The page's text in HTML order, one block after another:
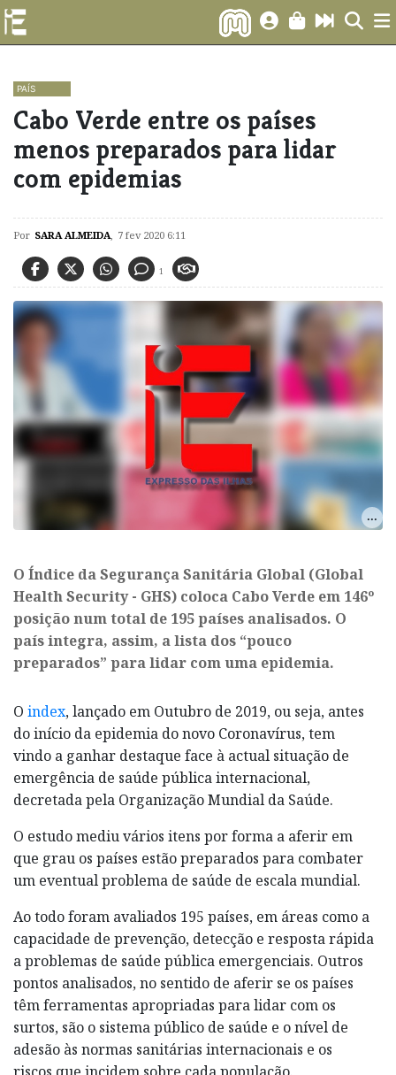
PAÍS
Cabo Verde entre os países
menos preparados para lidar
com epidemias
Por SARA ALMEIDA, 7 fev 2020 6:11
1
O Índice da Segurança Sanitária Global (Global
Health Security - GHS) coloca Cabo Verde em 146º
posição num total de 195 países analisados. O
país integra, assim, a lista dos “pouco
preparados” para lidar com uma epidemia.
O index, lançado em Outubro de 2019, ou seja, antes
do início da epidemia do novo Coronavírus, tem
vindo a ganhar destaque face à actual situação de
emergência de saúde pública internacional,
decretada pela Organização Mundial da Saúde.
O estudo mediu vários itens por forma a aferir em
que grau os países estão preparados para combater
um eventual problema de saúde de escala mundial.
Ao todo foram avaliados 195 países, em áreas como a
capacidade de prevenção, detecção e resposta rápida
a problemas de saúde pública emergenciais. Outros
pontos analisados, no sentido de aferir se os países
têm ferramentas apropriadas para lidar com os
surtos, são o sistema público de saúde e o nível de
adesão às normas sanitárias internacionais e os